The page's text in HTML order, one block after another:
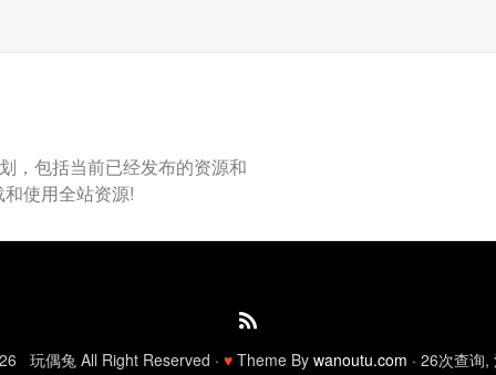
，包括当前已经发布的资源和
使用全站资源!
玩偶兔 All Right Reserved · ♥Theme By wanoutu.com · 26次查询